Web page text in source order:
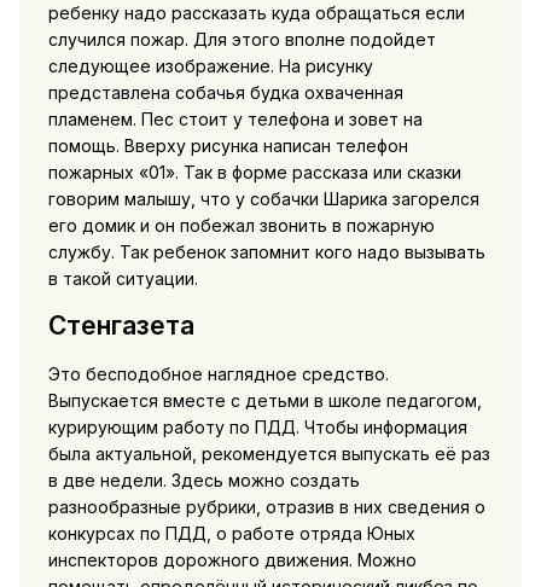
ребенку надо рассказать куда обращаться если
случился пожар. Для этого вполне подойдет
следующее изображение. На рисунку
представлена собачья будка охваченная
пламенем. Пес стоит у телефона и зовет на
помощь. Вверху рисунка написан телефон
пожарных «01». Так в форме рассказа или сказки
говорим малышу, что у собачки Шарика загорелся
его домик и он побежал звонить в пожарную
службу. Так ребенок запомнит кого надо вызывать
в такой ситуации.
Стенгазета
Это бесподобное наглядное средство.
Выпускается вместе с детьми в школе педагогом,
курирующим работу по ПДД. Чтобы информация
была актуальной, рекомендуется выпускать её раз
в две недели. Здесь можно создать
разнообразные рубрики, отразив в них сведения о
конкурсах по ПДД, о работе отряда Юных
инспекторов дорожного движения. Можно